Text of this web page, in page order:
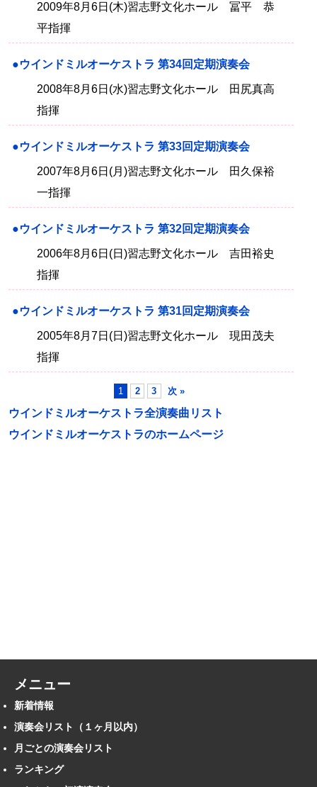
2009年8月6日(木)習志野文化ホール 冨平 恭
平指揮
●ウインドミルオーケストラ 第34回定期演奏会
2008年8月6日(水)習志野文化ホール 田尻真高
指揮
●ウインドミルオーケストラ 第33回定期演奏会
2007年8月6日(月)習志野文化ホール 田久保裕
一指揮
●ウインドミルオーケストラ 第32回定期演奏会
2006年8月6日(日)習志野文化ホール 吉田裕史
指揮
●ウインドミルオーケストラ 第31回定期演奏会
2005年8月7日(日)習志野文化ホール 現田茂夫
指揮
1 2 3 次 »
ウインドミルオーケストラ全演奏曲リスト
ウインドミルオーケストラのホームページ
メニュー
新着情報
演奏会リスト（１ヶ月以内）
月ごとの演奏会リスト
ランキング